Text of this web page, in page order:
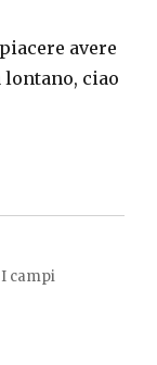
avere
ciao
I campi